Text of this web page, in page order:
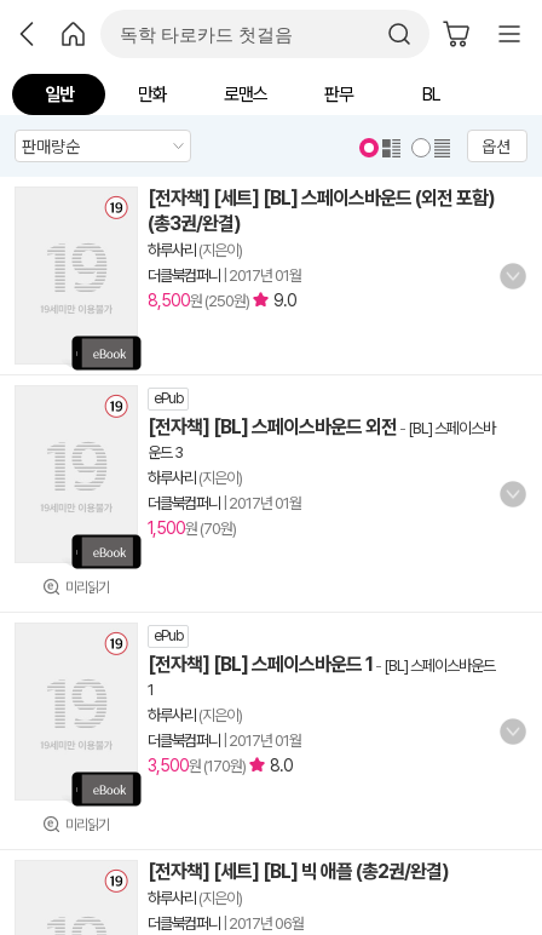
일반 만화 로맨스 판무 BL
옵션
[전자책] [세트] [BL] 스페이스바운드 (외전 포함)
(총3권/완결)
하루사리 (지은이)
더클북컴퍼니
2017년 01월
8,500원 (250원) 9.0
미리읽기
ePub
[전자책] [BL] 스페이스바운드 외전 - [BL] 스페이스바
운드 3
하루사리 (지은이)
더클북컴퍼니
2017년 01월
1,500원 (70원)
미리읽기
ePub
[전자책] [BL] 스페이스바운드 1 - [BL] 스페이스바운드
1
하루사리 (지은이)
더클북컴퍼니
2017년 01월
3,500원 (170원) 8.0
[전자책] [세트] [BL] 빅 애플 (총2권/완결)
하루사리 (지은이)
더클북컴퍼니
2017년 06월